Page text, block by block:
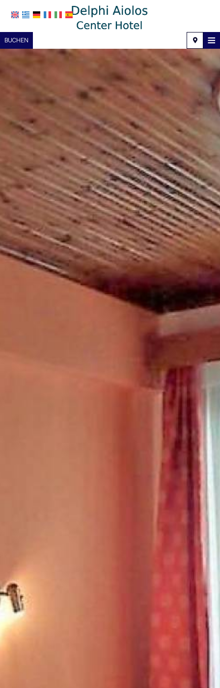
≡
BUCHEN
Startseite
Lage
Unterkunft
Ausstattung
Fotogalerie
Nachfrage
Kontakt